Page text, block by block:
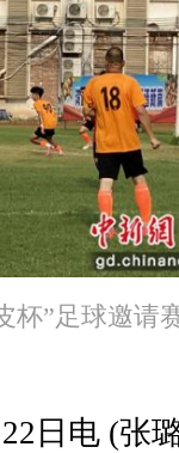
杯”足球邀请
日电 (张